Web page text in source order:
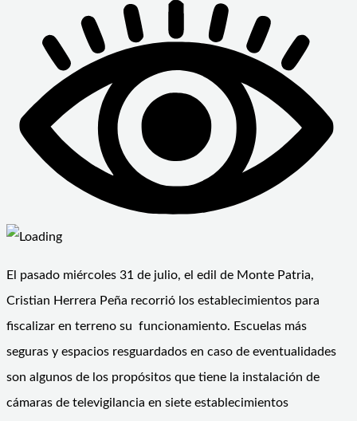
El pasado miércoles 31 de julio, el edil de Monte Patria,
Cristian Herrera Peña recorrió los establecimientos para
fiscalizar en terreno su funcionamiento. Escuelas más
seguras y espacios resguardados en caso de eventualidades
son algunos de los propósitos que tiene la instalación de
cámaras de televigilancia en siete establecimientos